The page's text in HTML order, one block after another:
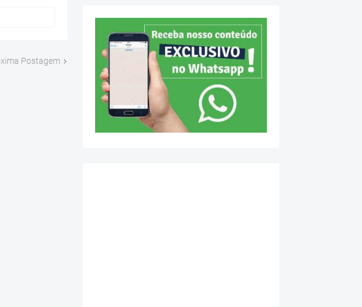
Postagem